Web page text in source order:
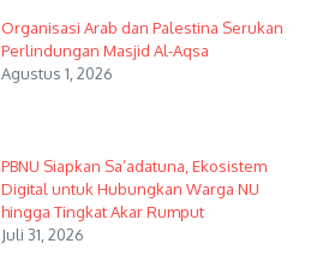
Organisasi Arab dan Palestina Serukan
Perlindungan Masjid Al-Aqsa
Agustus 1, 2026
PBNU Siapkan Sa’adatuna, Ekosistem
Digital untuk Hubungkan Warga NU
hingga Tingkat Akar Rumput
Juli 31, 2026